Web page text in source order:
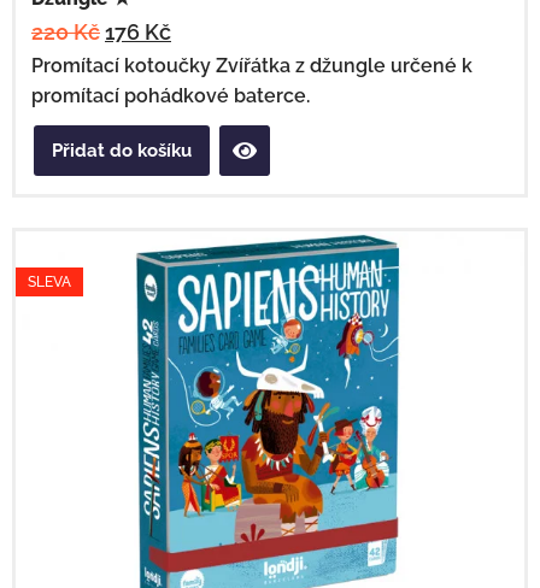
220Kč176 Kč
Promítací kotoučky Zvířátka z džungle určené k
promítací pohádkové baterce.
Přidat do košíku
SLEVA